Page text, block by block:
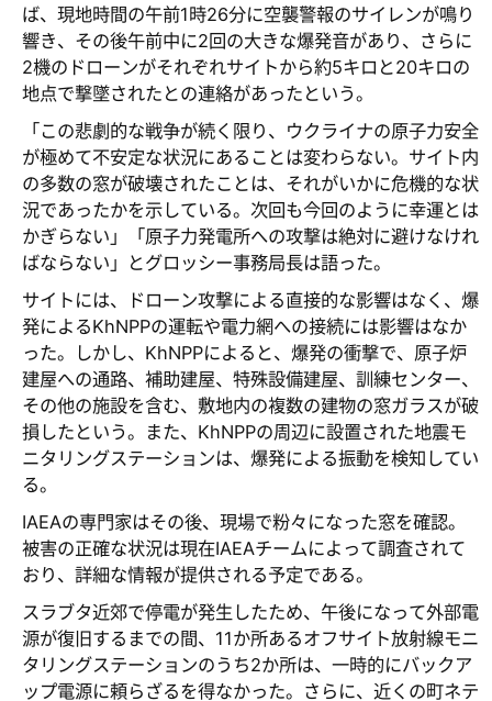
ば、現地時間の午前1時26分に空襲警報のサイレンが鳴り
響き、その後午前中に2回の大きな爆発音があり、さらに
2機のドローンがそれぞれサイトから約5キロと20キロの
地点で撃墜されたとの連絡があったという。
「この悲劇的な戦争が続く限り、ウクライナの原子力安全
が極めて不安定な状況にあることは変わらない。サイト内
の多数の窓が破壊されたことは、それがいかに危機的な状
況であったかを示している。次回も今回のように幸運とは
かぎらない」「原子力発電所への攻撃は絶対に避けなけれ
ばならない」とグロッシー事務局長は語った。
サイトには、ドローン攻撃による直接的な影響はなく、爆
発によるKhNPPの運転や電力網への接続には影響はなか
った。しかし、KhNPPによると、爆発の衝撃で、原子炉
建屋への通路、補助建屋、特殊設備建屋、訓練センター、
その他の施設を含む、敷地内の複数の建物の窓ガラスが破
損したという。また、KhNPPの周辺に設置された地震モ
ニタリングステーションは、爆発による振動を検知してい
る。
IAEAの専門家はその後、現場で粉々になった窓を確認。
被害の正確な状況は現在IAEAチームによって調査されて
おり、詳細な情報が提供される予定である。
スラブタ近郊で停電が発生したため、午後になって外部電
源が復旧するまでの間、11か所あるオフサイト放射線モニ
タリングステーションのうち2か所は、一時的にバックア
ップ電源に頼らざるを得なかった。さらに、近くの町ネテ